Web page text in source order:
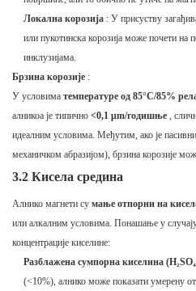
Локална корозија : У присуству
или пукотинска корозија може почети
инклузијама.
Брзина корозије :
У условима температуре од 85°C/85%
алникоа је типично <0,1 μm/годишње ,
идеалним условима. Међутим, ако је
механичком абразијом), брзина корозије
3.2 Кисела средина
Алнико магнети су мање отпорни на
или алкалним условима. Понашање у случају
концентрације киселине:
Разблажена сумпорна киселина
(<10%), алнико може показати умерену